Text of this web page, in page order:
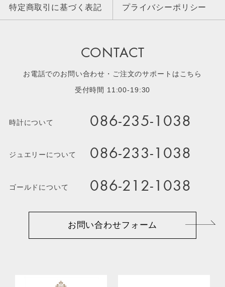
特定商取引に基づく表記 プライバシーポリシー
CONTACT
お電話でのお問い合わせ・ご注文のサポートはこちら
受付時間 11:00-19:30
時計について 086-235-1038
ジュエリーについて 086-233-1038
ゴールドについて 086-212-1038
お問い合わせフォーム